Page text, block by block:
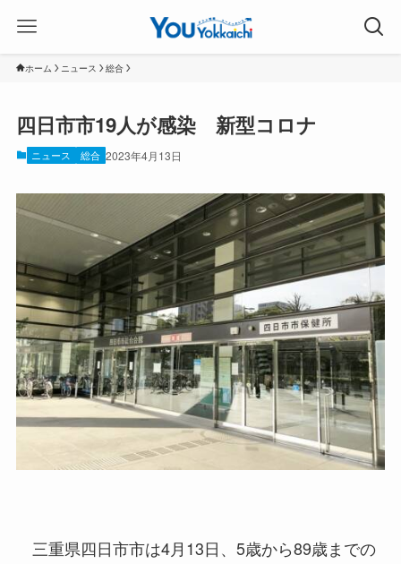
ホーム ニュース 総合
四日市市19人が感染 新型コロナ
ニュース 総合 2023年4月13日
三重県四日市市は4月13日、5歳から89歳までの